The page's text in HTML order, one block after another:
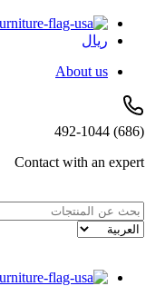
ريال
About us
(686) 492-1044
Contact with an expert